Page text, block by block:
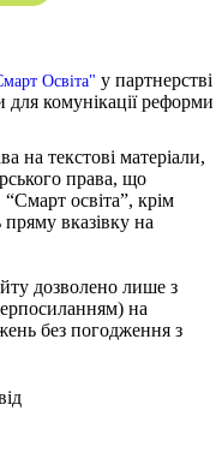
Освіта" у партнерстві
для комунікації реформи
на текстові матеріали,
права, що
освіта”, крім
пряму вказівку на
дозволено лише з
на
без погодження з